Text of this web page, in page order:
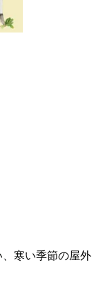
寒い季節の屋外